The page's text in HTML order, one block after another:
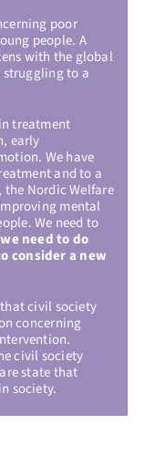
poor
people. A
with the global
to a
treatment
early
We have
and to a
the Nordic Welfare
mental
We need to
need to do
consider a new
civil society
concerning
civil society
state that
society.